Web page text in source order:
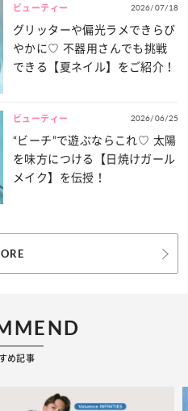
ビューティー 2026/07/18
グリッターや偏光ラメできらび
やかに♡ 不器用さんでも挑戦
できる【夏ネイル】をご紹介！
ビューティー 2026/06/25
“ビーチ”で遊ぶならこれ♡ 太陽
を味方につける【日焼けガール
メイク】を伝授！
め記事